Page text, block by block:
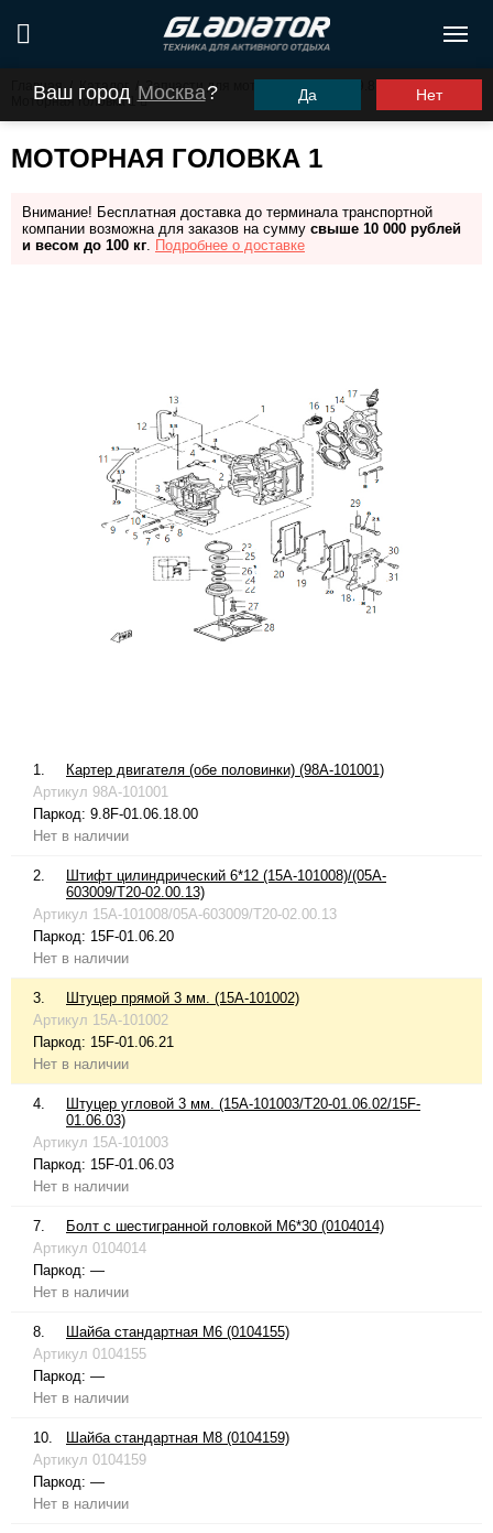
Ваш город Москва? Да Нет
Главная / Каталог Запчасти для моторов ПЛМ
Моторная головка 1
МОТОРНАЯ ГОЛОВКА 1
Внимание! Бесплатная доставка до терминала транспортной
компании возможна для заказов на сумму свыше 10 000 рублей
и весом до 100 кг. Подробнее о доставке
1.
Картер двигателя (обе половинки) (98A-101001)
Артикул 98A-101001
Паркод: 9.8F-01.06.18.00
Нет в наличии
2.
Штифт цилиндрический 6*12 (15A-101008)/(05A-
603009/T20-02.00.13)
Артикул 15A-101008/05A-603009/T20-02.00.13
Паркод: 15F-01.06.20
Нет в наличии
3.
Штуцер прямой 3 мм. (15A-101002)
Артикул 15A-101002
Паркод: 15F-01.06.21
Нет в наличии
4.
Штуцер угловой 3 мм. (15A-101003/T20-01.06.02/15F-
01.06.03)
Артикул 15A-101003
Паркод: 15F-01.06.03
Нет в наличии
7.
Болт с шестигранной головкой М6*30 (0104014)
Артикул 0104014
Паркод: —
Нет в наличии
8.
Шайба стандартная М6 (0104155)
Артикул 0104155
Паркод: —
Нет в наличии
10.
Шайба стандартная М8 (0104159)
Артикул 0104159
Паркод: —
Нет в наличии